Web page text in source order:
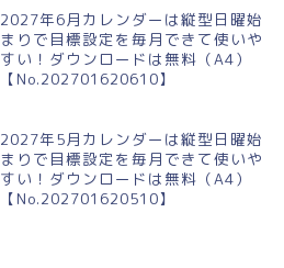
2027年6月カレンダーは縦型日曜始
まりで目標設定を毎月できて使いや
すい！ダウンロードは無料（A4）
【No.202701620610】
2027年5月カレンダーは縦型日曜始
まりで目標設定を毎月できて使いや
すい！ダウンロードは無料（A4）
【No.202701620510】